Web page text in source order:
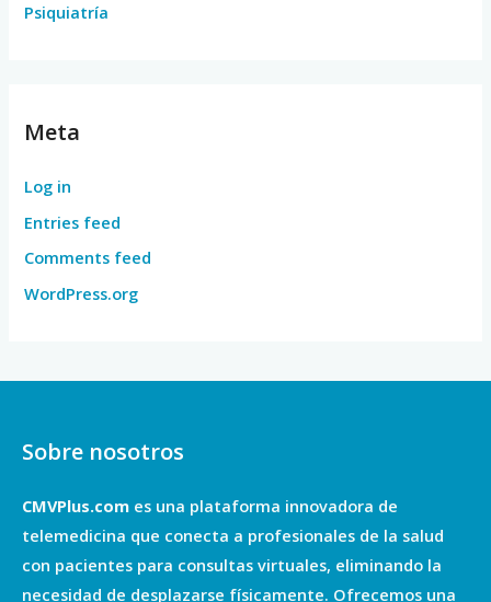
Psiquiatría
Meta
Log in
Entries feed
Comments feed
WordPress.org
Sobre nosotros
CMVPlus.com es una plataforma innovadora de
telemedicina que conecta a profesionales de la salud
con pacientes para consultas virtuales, eliminando la
necesidad de desplazarse físicamente. Ofrecemos una